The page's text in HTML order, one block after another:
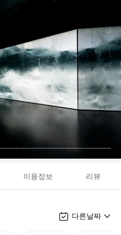
이용정보 리뷰
다른날짜